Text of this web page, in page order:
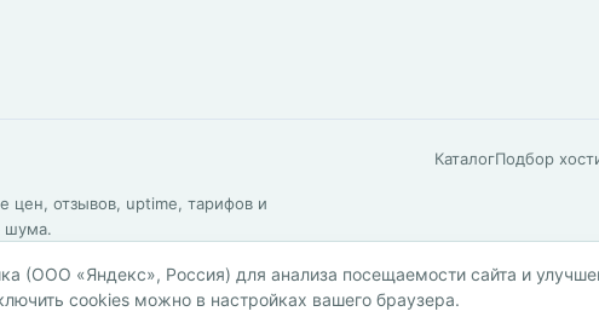
цен, отзывов, uptime, тарифов и
шума.
КаталогПодбор
(ООО «Яндекс», Россия) для анализа посещаемости сайта и
cookies можно в настройках вашего браузера.